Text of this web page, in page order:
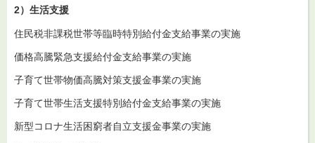
2）生活支援
住民税非課税世帯等臨時特別給付金支給事業の実施
価格高騰緊急支援給付金支給事業の実施
子育て世帯物価高騰対策支援金事業の実施
子育て世帯生活支援特別給付金支給事業の実施
新型コロナ生活困窮者自立支援金事業の実施